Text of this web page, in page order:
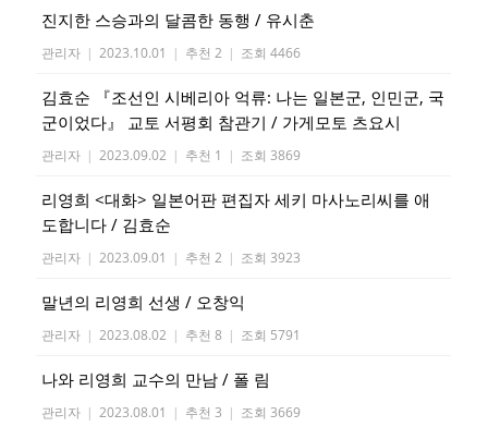
진지한 스승과의 달콤한 동행 / 유시춘
관리자 | 2023.10.01 | 추천 2 | 조회 4466
김효순 『조선인 시베리아 억류: 나는 일본군, 인민군, 국
군이었다』 교토 서평회 참관기 / 가게모토 츠요시
관리자 | 2023.09.02 | 추천 1 | 조회 3869
리영희 <대화> 일본어판 편집자 세키 마사노리씨를 애
도합니다 / 김효순
관리자 | 2023.09.01 | 추천 2 | 조회 3923
말년의 리영희 선생 / 오창익
관리자 | 2023.08.02 | 추천 8 | 조회 5791
나와 리영희 교수의 만남 / 폴 림
관리자 | 2023.08.01 | 추천 3 | 조회 3669